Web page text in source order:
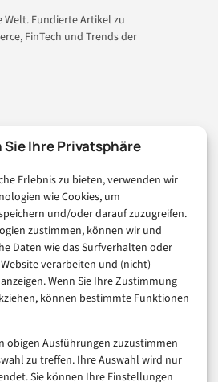
Sie Ihre Privatsphäre
Erlebnis zu bieten, verwenden wir
wie Cookies, um
und/oder darauf zuzugreifen.
zustimmen, können wir und
Daten wie das Surfverhalten oder
verarbeiten und (nicht)
Wenn Sie Ihre Zustimmung
können bestimmte Funktionen
obigen Ausführungen zuzustimmen
zu treffen. Ihre Auswahl wird nur
Sie können Ihre Einstellungen
Fundierte Artikel zu
FinTech und Trends der